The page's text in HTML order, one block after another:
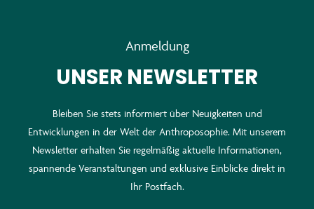
Anmeldung
UNSER NEWSLETTER
Bleiben Sie stets informiert über Neuigkeiten und
Entwicklungen in der Welt der Anthroposophie. Mit unserem
Newsletter erhalten Sie regelmäßig aktuelle Informationen,
spannende Veranstaltungen und exklusive Einblicke direkt in
Ihr Postfach.